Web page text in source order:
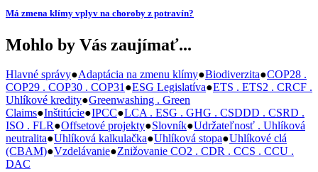
Má zmena klímy vplyv na choroby z potravín?
Mohlo by Vás zaujímať...
Hlavné správy●Adaptácia na zmenu klímy●Biodiverzita●COP28 .
COP29 . COP30 . COP31●ESG Legislatíva●ETS . ETS2 . CRCF .
Uhlíkové kredity●Greenwashing . Green
Claims●Inštitúcie●IPCC●LCA . ESG . GHG . CSDDD . CSRD .
ISO . FLR●Offsetové projekty●Slovník●Udržateľnosť . Uhlíková
neutralita●Uhlíková kalkulačka●Uhlíková stopa●Uhlíkové clá
(CBAM)●Vzdelávanie●Znižovanie CO2 . CDR . CCS . CCU .
DAC